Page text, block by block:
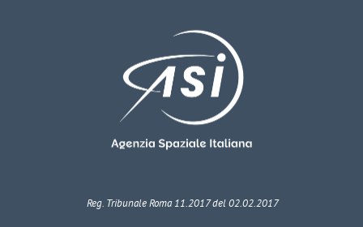
Reg. Tribunale Roma 11.2017 del 02.02.2017